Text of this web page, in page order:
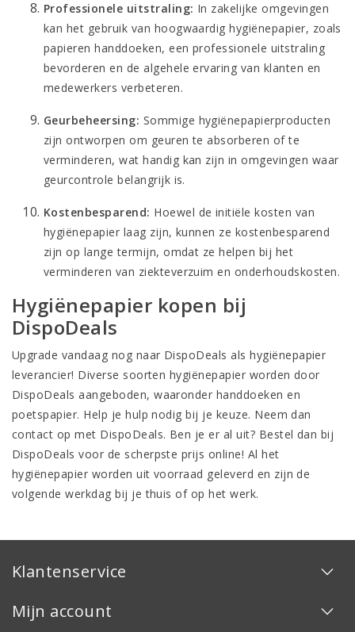
Professionele uitstraling: In zakelijke omgevingen
kan het gebruik van hoogwaardig hygiënepapier, zoals
papieren handdoeken, een professionele uitstraling
bevorderen en de algehele ervaring van klanten en
medewerkers verbeteren.
Geurbeheersing: Sommige hygiënepapierproducten
zijn ontworpen om geuren te absorberen of te
verminderen, wat handig kan zijn in omgevingen waar
geurcontrole belangrijk is.
Kostenbesparend: Hoewel de initiële kosten van
hygiënepapier laag zijn, kunnen ze kostenbesparend
zijn op lange termijn, omdat ze helpen bij het
verminderen van ziekteverzuim en onderhoudskosten.
Hygiënepapier kopen bij
DispoDeals
Upgrade vandaag nog naar DispoDeals als hygiënepapier
leverancier! Diverse soorten hygiënepapier worden door
DispoDeals aangeboden, waaronder handdoeken en
poetspapier. Help je hulp nodig bij je keuze. Neem dan
contact op met DispoDeals. Ben je er al uit? Bestel dan bij
DispoDeals voor de scherpste prijs online! Al het
hygiënepapier worden uit voorraad geleverd en zijn de
volgende werkdag bij je thuis of op het werk.
Klantenservice
Mijn account